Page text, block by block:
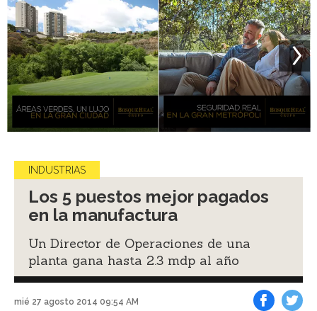
INDUSTRIAS
Los 5 puestos mejor pagados
en la manufactura
Un Director de Operaciones de una
planta gana hasta 2.3 mdp al año
mié 27 agosto 2014 09:54 AM